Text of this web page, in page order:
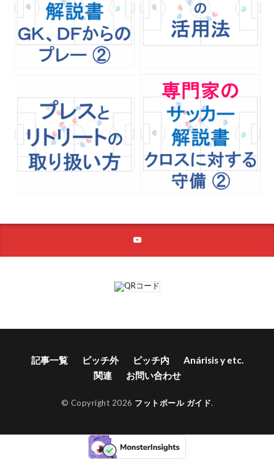
記事一覧 ピッチ外 ピッチ内
Anárisis y etc.
関連
お問い合わせ
© Copyright 2026 フットボール ガイド.